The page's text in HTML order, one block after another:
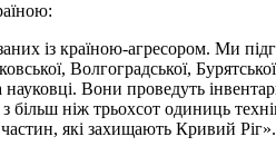
із країною-агресором. Ми
Волгоградської,
науковці. Вони проведуть
більш ніж трьохсот одиниць
які захищають Кривий Ріг».